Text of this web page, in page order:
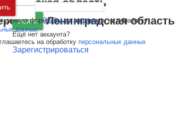
Московская область
иЛенинградская область
Войти Забыли пароль
Ещё нет аккаунта?
Зарегистрироваться
на обработку персональных данных
данную форму, вы соглашаетесь на обработку
данных